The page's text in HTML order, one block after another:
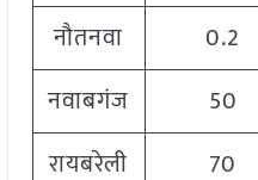
नौतनवा
0.2
नवाबगंज
50
रायबरेली
70